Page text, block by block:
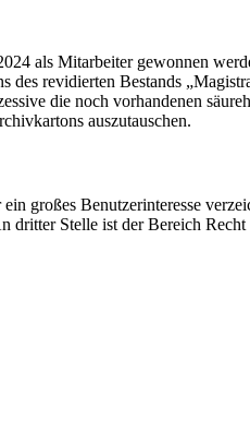
als Mitarbeiter gewonnen
revidierten Bestands
die noch vorhandenen
auszutauschen.
großes Benutzerinteresse
Stelle ist der Bereich